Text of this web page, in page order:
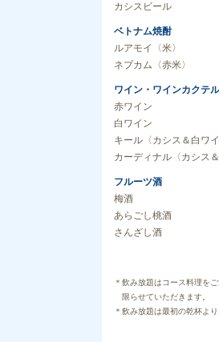
カシスビール
ベトナム焼酎
ルアモイ〈米〉
ネプカム〈赤米〉
ワイン・ワインカクテル
赤ワイン
白ワイン
キール〈カシス＆白ワ
カーディナル〈カシス
フルーツ酒
梅酒
あらごし桃酒
さんざし酒
＊飲み放題はコース料理を
限らせていただきます。
＊飲み放題は最初の乾杯よ